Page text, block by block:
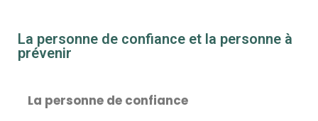
La personne de confiance et la personne à
prévenir
La personne de confiance